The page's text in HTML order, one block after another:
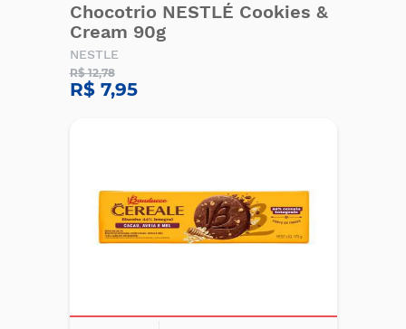
Chocotrio NESTLÉ Cookies &
Cream 90g
NESTLE
R$ 12,78
R$ 7,95